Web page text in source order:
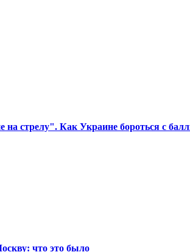
на стрелу". Как Украине бороться с
что это было